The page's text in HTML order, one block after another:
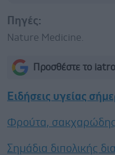
Πηγές:
Nature Medicine.
Προσθέστε το
Ειδήσεις υγείας
Φρούτα, σακχαρώδης
Σημάδια διπολικής